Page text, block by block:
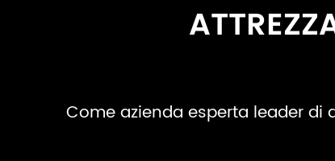
Come azienda esperta leader